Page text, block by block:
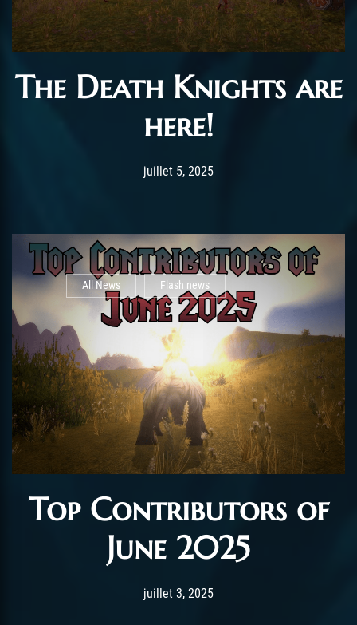
The Death Knights are
here!
Post has published by
juillet 5, 2025juillet 5, 2025
All News Flash news
Top Contributors of
June 2025
Post has published by
juillet 3, 2025juillet 3, 2025